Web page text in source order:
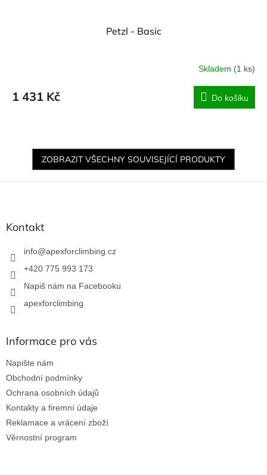
Petzl - Basic
Skladem (1 ks)
1 431 Kč Do košíku
ZOBRAZIT VŠECHNY SOUVISEJÍCÍ PRODUKTY
Kontakt
info@apexforclimbing.cz
+420 775 993 173
Napiš nám na Facebooku
apexforclimbing
Informace pro vás
Napište nám
Obchodní podmínky
Ochrana osobních údajů
Kontakty a firemní údaje
Reklamace a vrácení zboží
Věrnostní program